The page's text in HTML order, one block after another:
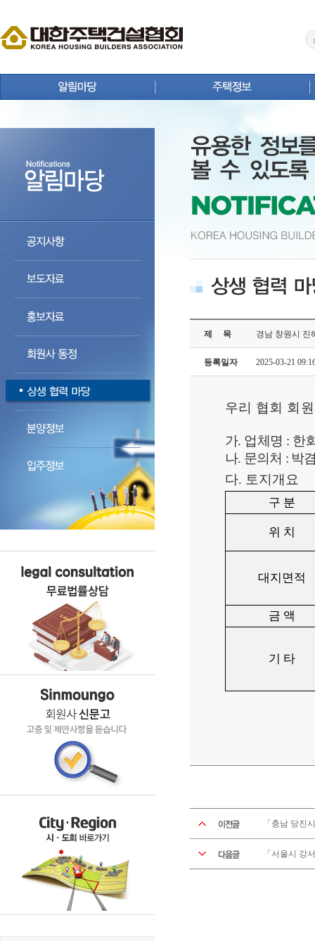
회원사 동정
상생 협력 마당
주택사업 안내
연구원 Brief
주택통계
주택등록업체 검색
주택자료실
제 목 경남 창원시 진
등록일자 2025-03-21
우리 협회 회
가. 업체명 : 한
나. 문의처 : 박
다. 토지개요
구 분
위 치
대지면적
금 액
기 타
「충남 당진
「서울시 강